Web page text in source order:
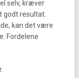
selv, kræver
godt resultat.
kan det være
Fordelene